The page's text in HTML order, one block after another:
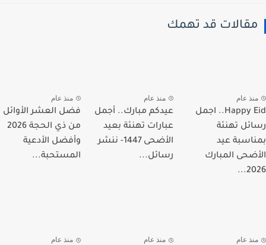
قد تهمك
عام
Happy Eid.. اجمل
تهنئة
عيد
المبارك
منذ عام
عيدكم مبارك.. أجمل
عبارات تهنئة بعيد
الأضحى 1447- ننشر
رسائل...
منذ عام
فضل العشر الأوائل
من ذي الحجة 2026
وأفضل الأدعية
المستحبة...
عام منذ عام منذ عام